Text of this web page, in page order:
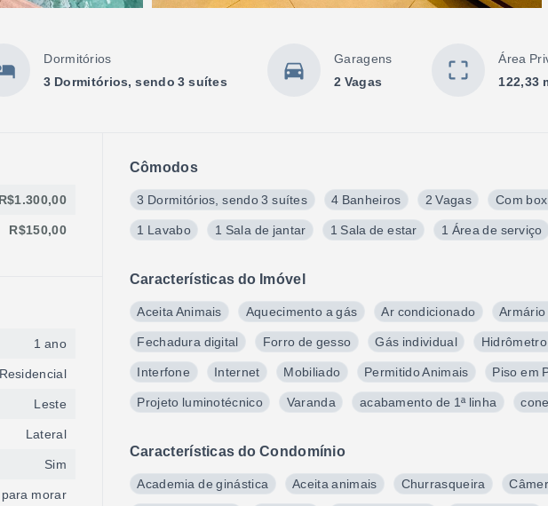
Dormitórios
3 Dormitórios, sendo 3 suítes
Garagens
2 Vagas
Área
122,33
Cômodos
3 Dormitórios, sendo 3 suítes 4 Banheiros 2 Vagas Com
1 Lavabo 1 Sala de jantar 1 Sala de estar 1 Área de serviço
Características do Imóvel
Aceita Animais Aquecimento a gás Ar condicionado
Fechadura digital Forro de gesso Gás individual
Interfone Internet Mobiliado Permitido Animais Piso em
Projeto luminotécnico Varanda acabamento de 1ª linha
Características do Condomínio
Academia de ginástica Aceita animais Churrasqueira
R$1.300,00
R$150,00
1 ano
Residencial
Leste
Lateral
Sim
morar